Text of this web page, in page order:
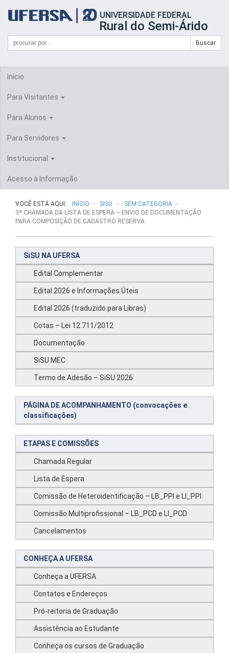
portal
UFERSA
UNIVERSIDADE FEDERAL
Rural do Semi-Árido
Formulário
Busca
Campo
de
Buscar
Início
Para Visitantes
Para Alunos
Para Servidores
Institucional
Acesso à Informação
VOCÊ ESTÁ AQUI: INÍCIO SISU
SEM CATEGORIA
3ª CHAMADA DA LISTA DE ESPERA – ENVIO DE DOCUMENTAÇÃO
PARA COMPOSIÇÃO DE CADASTRO RESERVA
SiSU NA UFERSA
Edital Complementar
Edital 2026 e Informações Úteis
Edital 2026 (traduzido para Libras)
Cotas – Lei 12.711/2012
Documentação
SiSU MEC
Termo de Adesão – SiSU 2026
PÁGINA DE ACOMPANHAMENTO (convocações e
classificações)
ETAPAS E COMISSÕES
Chamada Regular
Lista de Espera
Comissão de Heteroidentificação – LB_PPI e LI_PPI
Comissão Multiprofissional – LB_PCD e LI_PCD
Cancelamentos
CONHEÇA A UFERSA
Conheça a UFERSA
Contatos e Endereços
Pró-reitoria de Graduação
Assistência ao Estudante
Conheça os cursos de Graduação